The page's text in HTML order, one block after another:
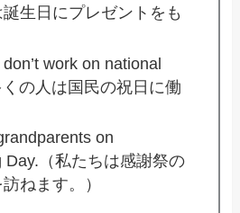
誕生日にプレゼントをも
work on national
の人は国民の祝日に働
on
Day.（私たちは感謝祭の
ねます。）